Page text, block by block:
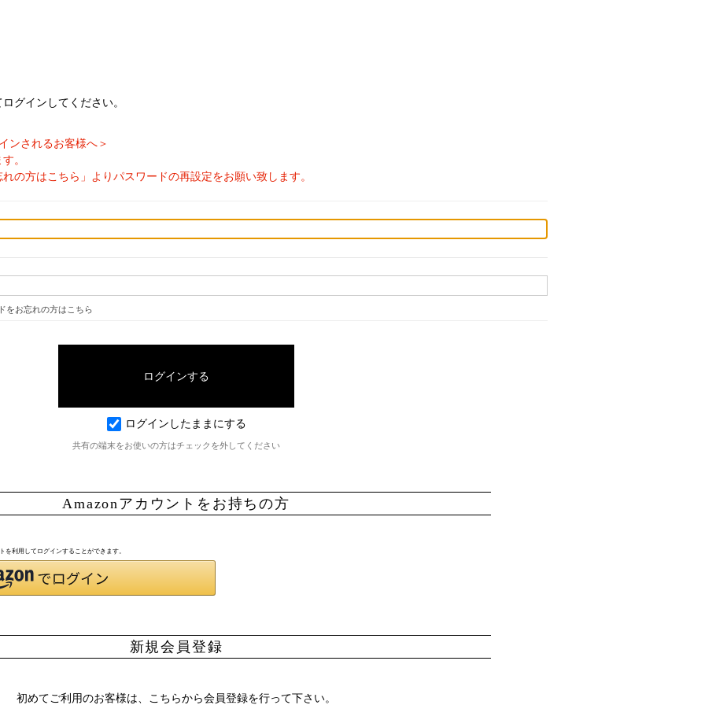
グインしてください。
ンされるお客様へ＞
。
の方はこちら」よりパスワードの再設定をお願い致します。
をお忘れの方はこちら
ログインしたままにする
共有の端末をお使いの方はチェックを外してください
Amazonアカウントをお持ちの方
を利用してログインすることができます。
新規会員登録
初めてご利用のお客様は、こちらから会員登録を行って下さい。